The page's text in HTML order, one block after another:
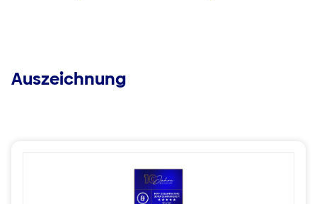
Auszeichnung